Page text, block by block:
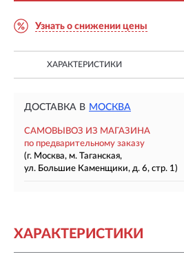
Узнать о снижении цены
ХАРАКТЕРИСТИКИ
ДОСТАВКА В МОСКВА
САМОВЫВОЗ ИЗ МАГАЗИНА
по предварительному заказу
(г. Москва, м. Таганская,
ул. Большие Каменщики, д. 6, стр. 1)
ХАРАКТЕРИСТИКИ